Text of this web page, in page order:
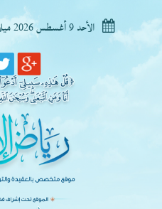
الأحد 9 أغسطس 2026 ميلادى - 24 صفر 1448 هجرى